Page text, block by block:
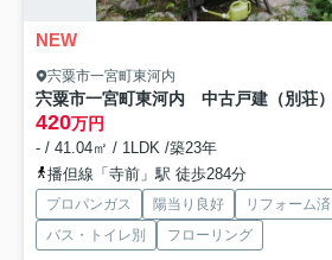
NEW
宍粟市一宮町東河内
宍粟市一宮町東河内 中古戸建（別荘）
420万円
- / 41.04㎡ / 1LDK /築23年
播但線「寺前」駅 徒歩284分
プロパンガス 陽当り良好 リフォーム済
バス・トイレ別
フローリング